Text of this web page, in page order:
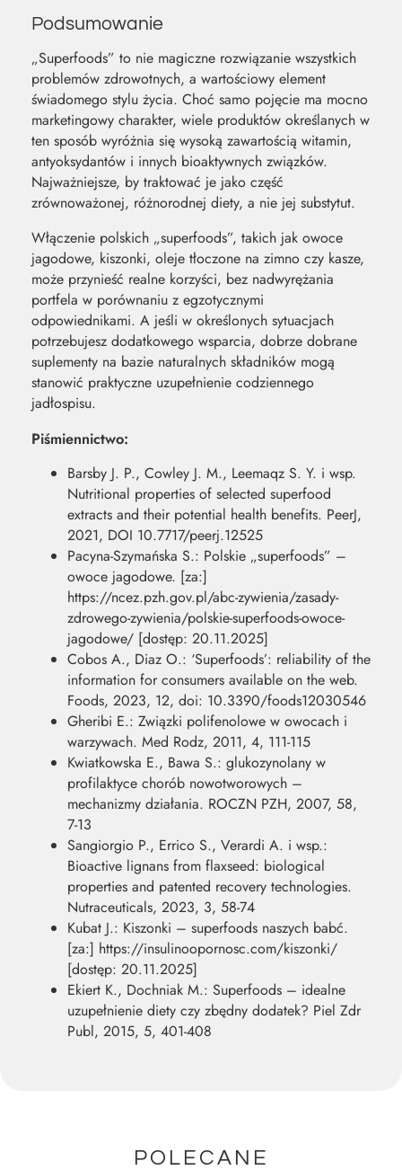
Podsumowanie
„Superfoods” to nie magiczne rozwiązanie wszystkich
problemów zdrowotnych, a wartościowy element
świadomego stylu życia. Choć samo pojęcie ma mocno
marketingowy charakter, wiele produktów określanych w
ten sposób wyróżnia się wysoką zawartością witamin,
antyoksydantów i innych bioaktywnych związków.
Najważniejsze, by traktować je jako część
zrównoważonej, różnorodnej diety, a nie jej substytut.
Włączenie polskich „superfoods”, takich jak owoce
jagodowe, kiszonki, oleje tłoczone na zimno czy kasze,
może przynieść realne korzyści, bez nadwyrężania
portfela w porównaniu z egzotycznymi
odpowiednikami. A jeśli w określonych sytuacjach
potrzebujesz dodatkowego wsparcia, dobrze dobrane
suplementy na bazie naturalnych składników mogą
stanowić praktyczne uzupełnienie codziennego
jadłospisu.
Piśmiennictwo:
Barsby J. P., Cowley J. M., Leemaqz S. Y. i wsp.
Nutritional properties of selected superfood
extracts and their potential health benefits. PeerJ,
2021, DOI 10.7717/peerj.12525
Pacyna-Szymańska S.: Polskie „superfoods” –
owoce jagodowe. [za:]
https://ncez.pzh.gov.pl/abc-zywienia/zasady-
zdrowego-zywienia/polskie-superfoods-owoce-
jagodowe/ [dostęp: 20.11.2025]
Cobos A., Diaz O.: ‘Superfoods’: reliability of the
information for consumers available on the web.
Foods, 2023, 12, doi: 10.3390/foods12030546
Gheribi E.: Związki polifenolowe w owocach i
warzywach. Med Rodz, 2011, 4, 111-115
Kwiatkowska E., Bawa S.: glukozynolany w
profilaktyce chorób nowotworowych –
mechanizmy działania. ROCZN PZH, 2007, 58,
7-13
Sangiorgio P., Errico S., Verardi A. i wsp.:
Bioactive lignans from flaxseed: biological
properties and patented recovery technologies.
Nutraceuticals, 2023, 3, 58-74
Kubat J.: Kiszonki – superfoods naszych babć.
[za:] https://insulinoopornosc.com/kiszonki/
[dostęp: 20.11.2025]
Ekiert K., Dochniak M.: Superfoods – idealne
uzupełnienie diety czy zbędny dodatek? Piel Zdr
Publ, 2015, 5, 401-408
POLECANE